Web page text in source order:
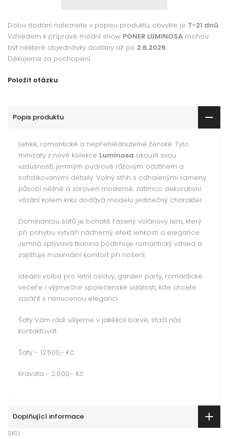
Dobu dodání naleznete v popisu produktu, obvykle je 7-21 dnů.
Vzhledem k přípravě módní show PONER LUMINOSA mohou
být některé objednávky dodány až po 2.6.2026.
Děkujeme za pochopení.
Položit otázku
Popis produktu
Lehké, romantické a nepřehlédnutelně ženské. Tyto
minišaty z nové kolekce Luminosa okouzlí svou
vzdušností, jemným pudrově růžovým odstínem a
sofistikovanými detaily. Volný střih s odhalenými rameny
působí něžně a zároveň moderně, zatímco dekorativní
vázání kolem krku dodává modelu jedinečný charakter.
Dominantou šatů je bohatě řasený volánový lem, který
při pohybu vytváří nádherný efekt lehkosti a elegance.
Jemná splývavá tkanina podtrhuje romantický vzhled a
zajišťuje maximální komfort při nošení.
Ideální volba pro letní oslavy, garden party, romantické
večeře i výjimečné společenské události, kde chcete
zazářit s nenucenou elegancí.
Šaty Vám rádi ušijeme v jakékoli barvě, stačí nás
kontaktovat.
Šaty - 12.500,- Kč
Kravata - 2.800,- Kč
Doplňující informace
SKU: